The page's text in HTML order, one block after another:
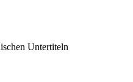
Untertiteln